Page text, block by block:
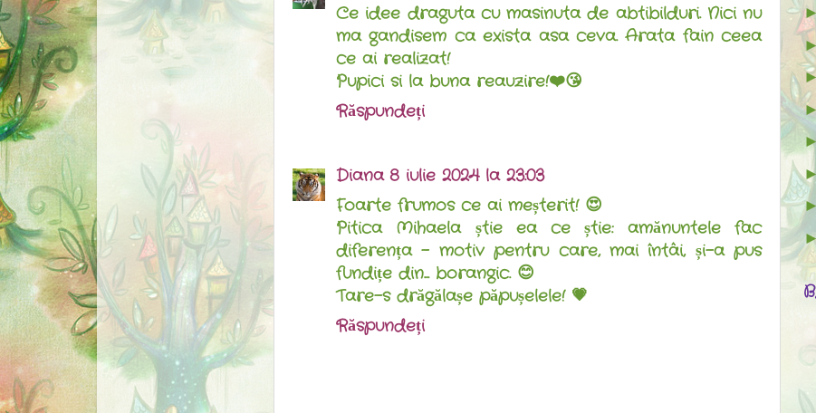
Ce idee draguta cu masinuta de abtibilduri. Nici nu
ma gandisem ca exista asa ceva. Arata fain ceea
ce ai realizat!
Pupici si la buna reauzire!❤️😘
Răspundeți
Diana 8 iulie 2024 la 23:03
Foarte frumos ce ai meșterit! 😍
Pitica Mihaela știe ea ce știe: amănuntele fac
diferența - motiv pentru care, mai întâi, și-a pus
fundițe din... borangic. 😊
Tare-s drăgălașe păpușelele! 💗
Răspundeți